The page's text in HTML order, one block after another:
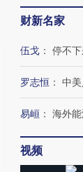
财新名家
伍戈 ： 停不
罗志恒 ： 中
易峘 ： 海外
视频